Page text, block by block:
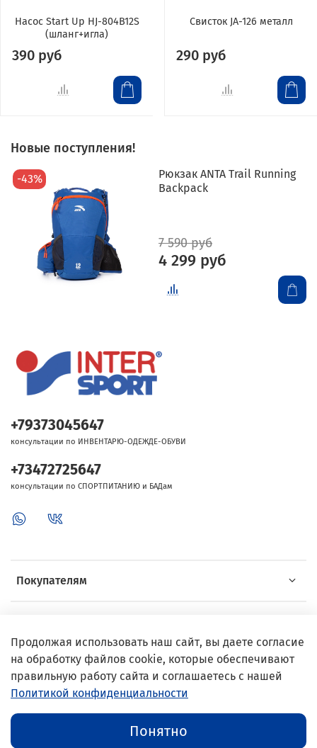
Насос Start Up HJ-804B12S
(шланг+игла)
390 руб
Свисток JA-126 металл
290 руб
Новые поступления!
-43%
Рюкзак ANTA Trail Running
Backpack
7 590 руб
4 299 руб
Покупателям
Выгодные предложения
+79373045647
консультации по ИНВЕНТАРЮ-ОДЕЖДЕ-ОБУВИ
+73472725647
консультации по СПОРТПИТАНИЮ и БАДам
© 2002–2024 InterSport
Продолжая использовать наш сайт, вы даете согласие
на обработку файлов cookie, которые обеспечивают
правильную работу сайта и соглашаетесь с нашей
Политикой конфиденциальности
Понятно